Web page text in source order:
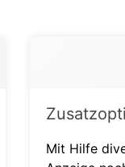
Mit Hilfe